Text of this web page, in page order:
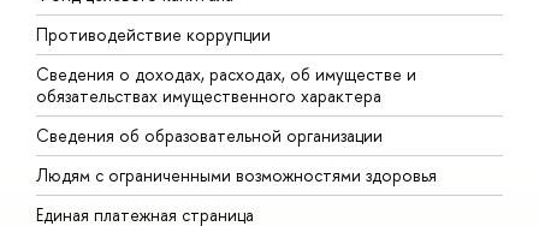
Противодействие коррупции
Сведения о доходах, расходах, об имуществе и
обязательствах имущественного характера
Сведения об образовательной организации
Людям с ограниченными возможностями здоровья
Единая платежная страница